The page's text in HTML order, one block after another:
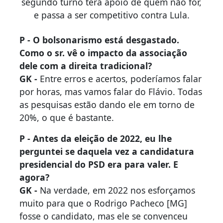
e passa a ser competitivo contra Lula.
P - O bolsonarismo está desgastado.
Como o sr. vê o impacto da associação
dele com a direita tradicional?
GK - Entre erros e acertos, poderíamos falar
por horas, mas vamos falar do Flávio. Todas
as pesquisas estão dando ele em torno de
20%, o que é bastante.
P - Antes da eleição de 2022, eu lhe
perguntei se daquela vez a candidatura
presidencial do PSD era para valer. E
agora?
GK - Na verdade, em 2022 nos esforçamos
muito para que o Rodrigo Pacheco [MG]
fosse o candidato, mas ele se convenceu